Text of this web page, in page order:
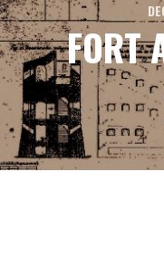
FORT